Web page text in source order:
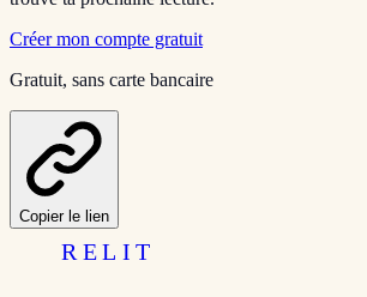
Créer mon compte gratuit
Gratuit, sans carte bancaire
Copier le lien
RELIT